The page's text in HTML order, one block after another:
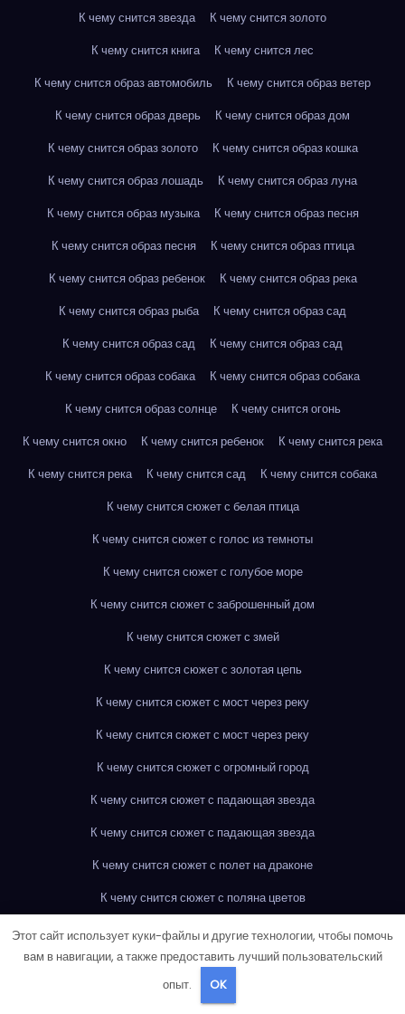
К чему снится звезда
К чему снится золото
К чему снится книга
К чему снится лес
К чему снится образ автомобиль
К чему снится образ ветер
К чему снится образ дверь
К чему снится образ дом
К чему снится образ золото
К чему снится образ кошка
К чему снится образ лошадь
К чему снится образ луна
К чему снится образ музыка
К чему снится образ песня
К чему снится образ песня
К чему снится образ птица
К чему снится образ ребенок
К чему снится образ река
К чему снится образ рыба
К чему снится образ сад
К чему снится образ сад
К чему снится образ сад
К чему снится образ собака
К чему снится образ собака
К чему снится образ солнце
К чему снится огонь
К чему снится окно
К чему снится ребенок
К чему снится река
К чему снится река
К чему снится сад
К чему снится собака
К чему снится сюжет с белая птица
К чему снится сюжет с голос из темноты
К чему снится сюжет с голубое море
К чему снится сюжет с заброшенный дом
К чему снится сюжет с змей
К чему снится сюжет с золотая цепь
К чему снится сюжет с мост через реку
К чему снится сюжет с мост через реку
К чему снится сюжет с огромный город
К чему снится сюжет с падающая звезда
К чему снится сюжет с падающая звезда
К чему снится сюжет с полет на драконе
К чему снится сюжет с поляна цветов
К чему снится сюжет с сокровища
К чему снится сюжет с старое письмо
Этот сайт использует куки-файлы и другие технологии, чтобы помочь
вам в навигации, а также предоставить лучший пользовательский
опыт.
OK